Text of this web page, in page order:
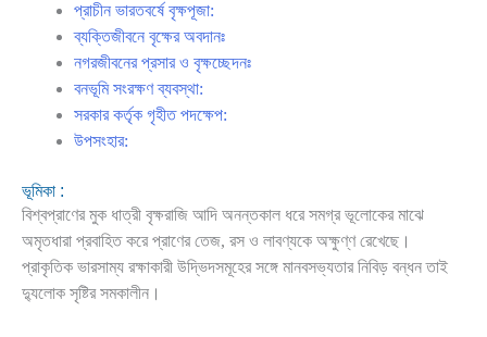
প্রাচীন ভারতবর্ষে বৃক্ষপূজা:
ব্যক্তিজীবনে বৃক্ষের অবদানঃ
নগরজীবনের প্রসার ও বৃক্ষচ্ছেদনঃ
বনভূমি সংরক্ষণ ব্যবস্থা:
সরকার কর্তৃক গৃহীত পদক্ষেপ:
উপসংহার:
ভূমিকা :
বিশ্বপ্রাণের মুক ধাত্রী বৃক্ষরাজি আদি অনন্তকাল ধরে সমগ্র ভূলোকের মাঝে
অমৃতধারা প্রবাহিত করে প্রাণের তেজ, রস ও লাবণ্যকে অক্ষুণ্ণ রেখেছে।
প্রাকৃতিক ভারসাম্য রক্ষাকারী উদ্ভিদসমূহের সঙ্গে মানবসভ্যতার নিবিড় বন্ধন তাই
দ্যুলোক সৃষ্টির সমকালীন।